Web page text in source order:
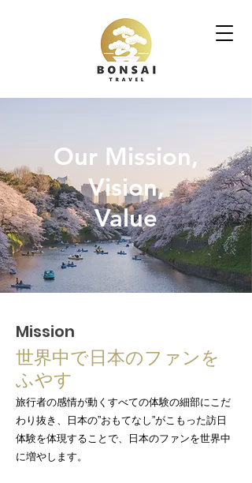
Our Mission,
Vision,
Value
Mission
世界中で日本のファンを
ふやす
旅行者の感情が動くすべての体験の細部にこだ
わり抜き、日本の”おもてなし”がこもった訪日
体験を体現することで、日本のファンを世界中
に増やします。